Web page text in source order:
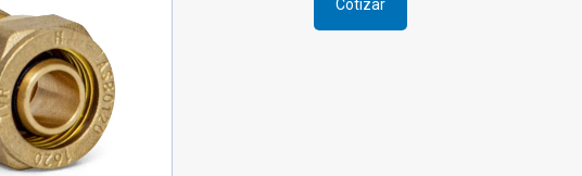
Cotizar